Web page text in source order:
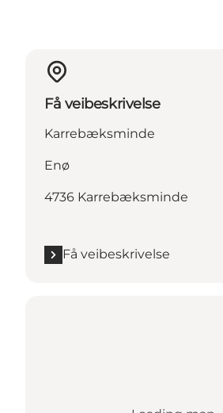
Få veibeskrivelse
Karrebæksminde
Enø
4736 Karrebæksminde
Få veibeskrivelse